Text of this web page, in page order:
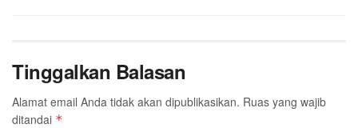
Tinggalkan Balasan
Alamat email Anda tidak akan dipublikasikan. Ruas yang wajib
ditandai *